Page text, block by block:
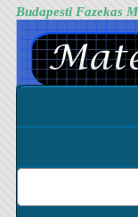
Budapesti Fazekas